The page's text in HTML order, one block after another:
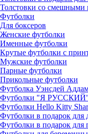
Толстовки со смешными
Футболки
Для боксеров
Женские футболки
Именные футболки
Крутые футболки с
Мужские футболки
Парные футболки
Прикольные футболки
Футболка Уэнсдей
Футболки "Я
Футболки Hello Kitty
Футболки в подарок для
Футболки в подарок для